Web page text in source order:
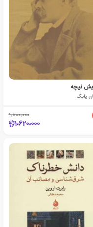
نیچه
یانگ
1،800،000
1،620،000